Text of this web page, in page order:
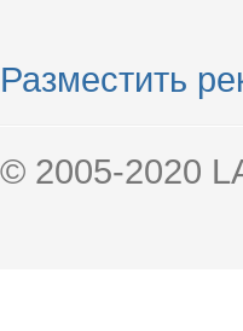
Разместить
© 2005-2020